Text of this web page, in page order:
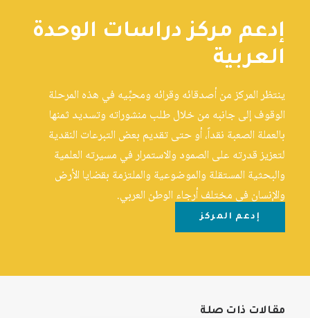
إدعم مركز دراسات الوحدة
العربية
ينتظر المركز من أصدقائه وقرائه ومحبِّيه في هذه المرحلة
الوقوف إلى جانبه من خلال طلب منشوراته وتسديد ثمنها
بالعملة الصعبة نقداً، أو حتى تقديم بعض التبرعات النقدية
لتعزيز قدرته على الصمود والاستمرار في مسيرته العلمية
والبحثية المستقلة والموضوعية والملتزمة بقضايا الأرض
والإنسان في مختلف أرجاء الوطن العربي.
إدعم المركز
مقالات ذات صلة